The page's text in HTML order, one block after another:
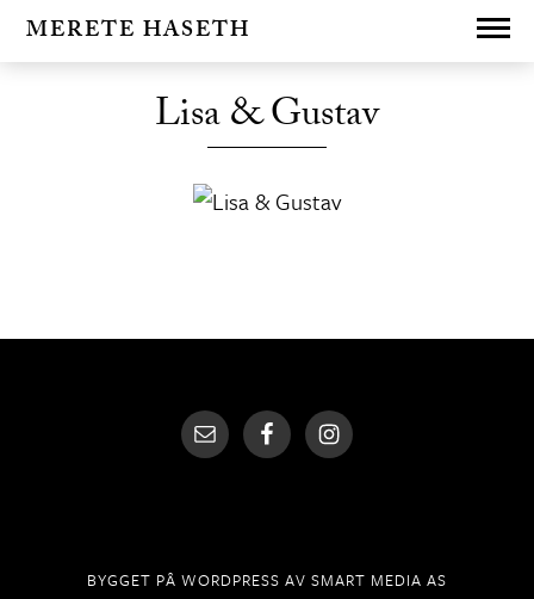
MERETE HASETH
Lisa & Gustav
BYGGET PÅ WORDPRESS AV SMART MEDIA AS